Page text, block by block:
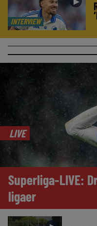
INTERVIEW
LIVE
Superliga-LIVE:
ligaer